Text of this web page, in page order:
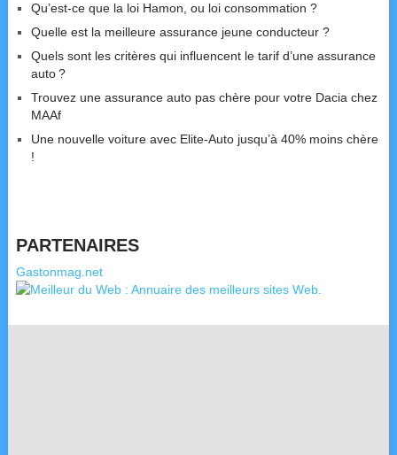
Qu’est-ce que la loi Hamon, ou loi consommation ?
Quelle est la meilleure assurance jeune conducteur ?
Quels sont les critères qui influencent le tarif d’une assurance
auto ?
Trouvez une assurance auto pas chère pour votre Dacia chez
MAAf
Une nouvelle voiture avec Elite-Auto jusqu’à 40% moins chère
!
PARTENAIRES
Gastonmag.net